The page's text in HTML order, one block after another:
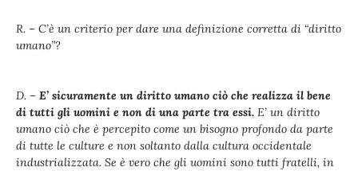
R. – C’è un criterio per dare una definizione corretta di “diritto
umano”?
D. – E’ sicuramente un diritto umano ciò che realizza il bene
di tutti gli uomini e non di una parte tra essi. E’ un diritto
umano ciò che è percepito come un bisogno profondo da parte
di tutte le culture e non soltanto dalla cultura occidentale
industrializzata. Se è vero che gli uomini sono tutti fratelli, in